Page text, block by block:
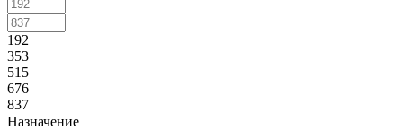
192
353
515
676
837
Назначение